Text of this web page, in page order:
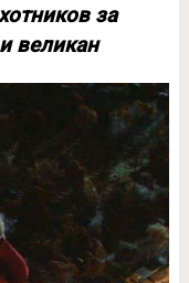
за
великан